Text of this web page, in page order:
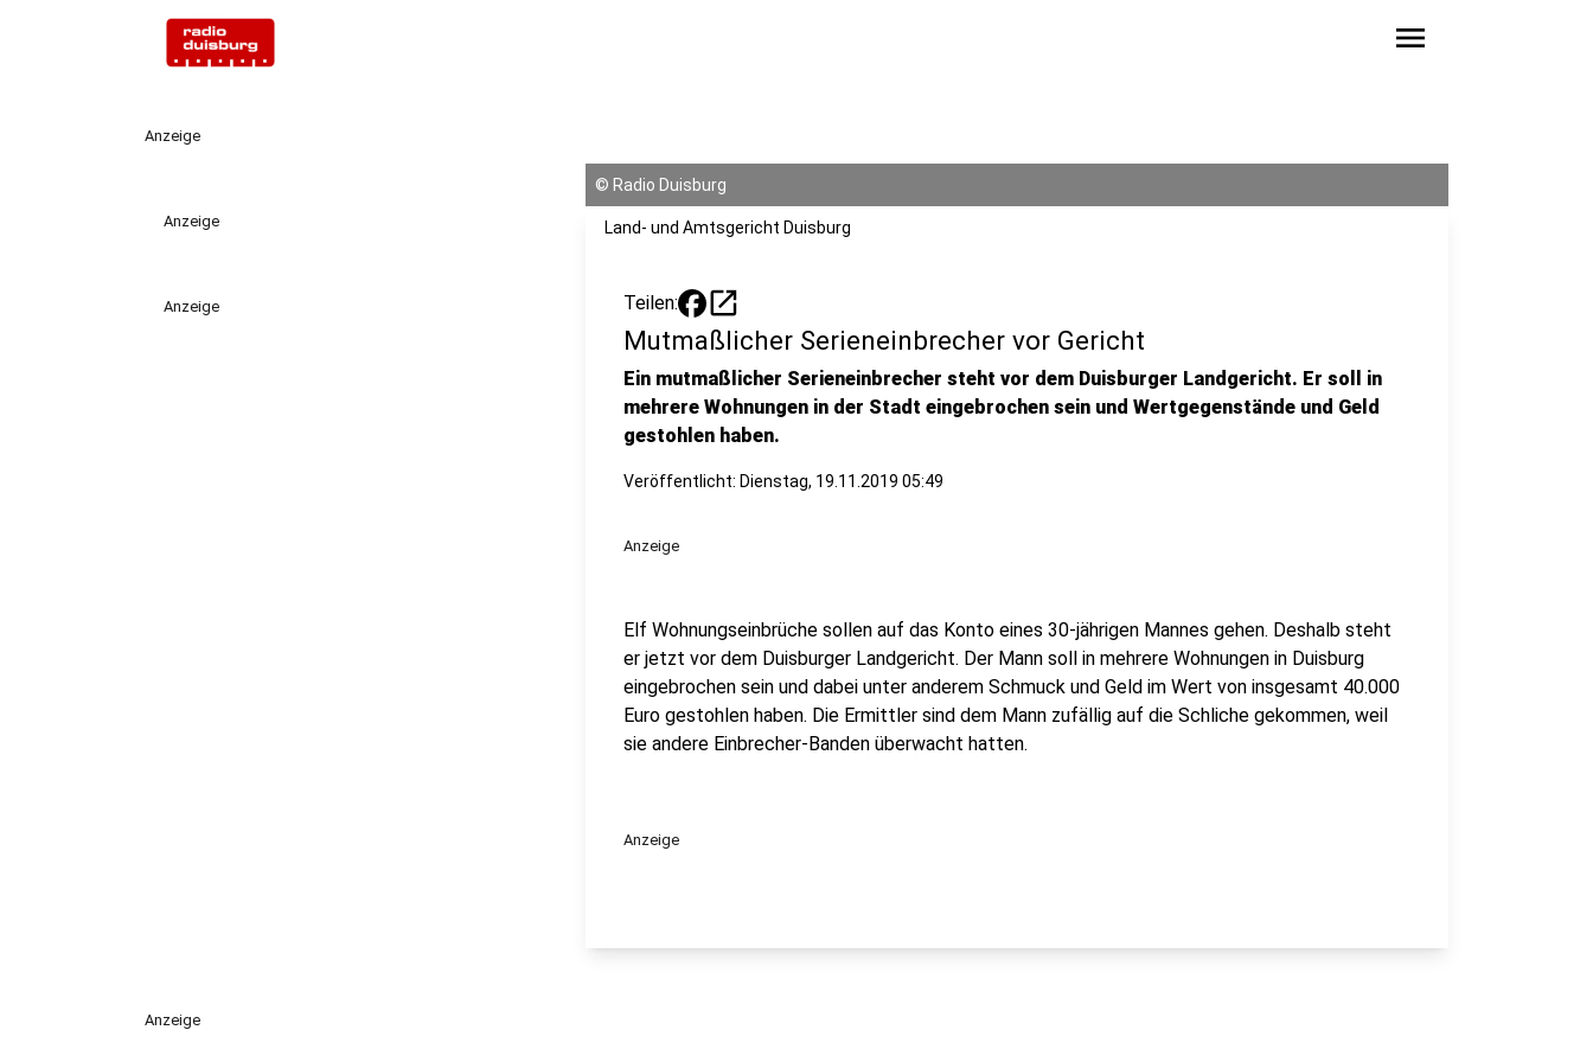
menu
Anzeige
Anzeige
Anzeige
© Radio Duisburg
Land- und Amtsgericht Duisburg
Teilen: open_in_new
Mutmaßlicher Serieneinbrecher vor Gericht
Ein mutmaßlicher Serieneinbrecher steht vor dem Duisburger Landgericht. Er soll in
mehrere Wohnungen in der Stadt eingebrochen sein und Wertgegenstände und Geld
gestohlen haben.
Veröffentlicht: Dienstag, 19.11.2019 05:49
Anzeige
Elf Wohnungseinbrüche sollen auf das Konto eines 30-jährigen Mannes gehen. Deshalb steht
er jetzt vor dem Duisburger Landgericht. Der Mann soll in mehrere Wohnungen in Duisburg
eingebrochen sein und dabei unter anderem Schmuck und Geld im Wert von insgesamt 40.000
Euro gestohlen haben. Die Ermittler sind dem Mann zufällig auf die Schliche gekommen, weil
sie andere Einbrecher-Banden überwacht hatten.
Anzeige
Anzeige